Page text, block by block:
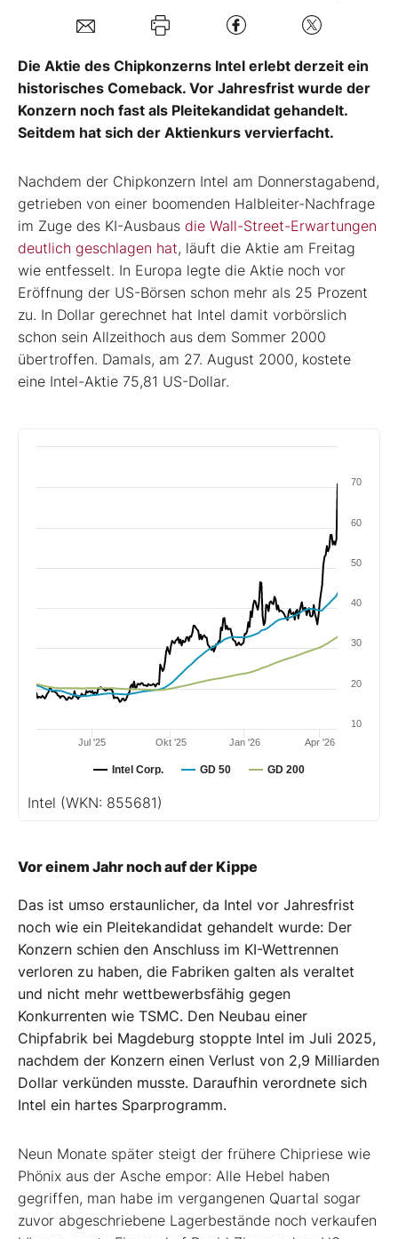
Die Aktie des Chipkonzerns Intel erlebt derzeit ein
historisches Comeback. Vor Jahresfrist wurde der
Konzern noch fast als Pleitekandidat gehandelt.
Seitdem hat sich der Aktienkurs vervierfacht.
Nachdem der Chipkonzern Intel am Donnerstagabend,
getrieben von einer boomenden Halbleiter-Nachfrage
im Zuge des KI-Ausbaus die Wall-Street-Erwartungen
deutlich geschlagen hat, läuft die Aktie am Freitag
wie entfesselt. In Europa legte die Aktie noch vor
Eröffnung der US-Börsen schon mehr als 25 Prozent
zu. In Dollar gerechnet hat Intel damit vorbörslich
schon sein Allzeithoch aus dem Sommer 2000
übertroffen. Damals, am 27. August 2000, kostete
eine Intel-Aktie 75,81 US-Dollar.
Intel Corp. GD 50 GD 200
Jul '25 Jan '26
Okt '25 Apr '26
10
20
30
40
50
60
70
Intel (WKN: 855681)
Vor einem Jahr noch auf der Kippe
Das ist umso erstaunlicher, da Intel vor Jahresfrist
noch wie ein Pleitekandidat gehandelt wurde: Der
Konzern schien den Anschluss im KI-Wettrennen
verloren zu haben, die Fabriken galten als veraltet
und nicht mehr wettbewerbsfähig gegen
Konkurrenten wie TSMC. Den Neubau einer
Chipfabrik bei Magdeburg stoppte Intel im Juli 2025,
nachdem der Konzern einen Verlust von 2,9 Milliarden
Dollar verkünden musste. Daraufhin verordnete sich
Intel ein hartes Sparprogramm.
Neun Monate später steigt der frühere Chipriese wie
Phönix aus der Asche empor: Alle Hebel haben
gegriffen, man habe im vergangenen Quartal sogar
zuvor abgeschriebene Lagerbestände noch verkaufen